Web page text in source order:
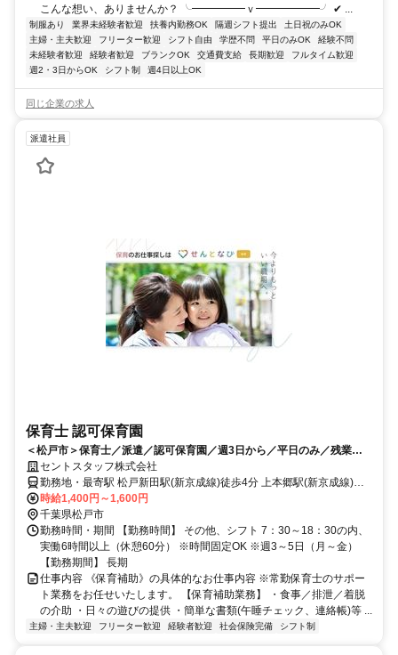
こんな想い、ありませんか？ ╰━━━━━ｖ━━━━━━╯ ✔ ...
制服あり 業界未経験者歓迎 扶養内勤務OK 隔週シフト提出
土日祝のみOK
主婦・主夫歓迎
フリーター歓迎 シフト自由 学歴不問 平日のみOK
経験不問
未経験者歓迎
経験者歓迎 ブランクOK 交通費支給 長期歓迎
フルタイム歓迎
週2・3日からOK
シフト制 週4日以上OK
同じ企業の求人
派遣社員
保育士 認可保育園
＜松戸市＞保育士／派遣／認可保育園／週3日から／平日のみ／残業ほ
ぼなし／経験不問
セントスタッフ株式会社
勤務地・最寄駅 松戸新田駅(新京成線)徒歩4分 上本郷駅(新京成線)徒
歩4分
時給1,400円～1,600円
千葉県松戸市
勤務時間・期間 【勤務時間】 その他、シフト 7：30～18：30の内、
実働6時間以上（休憩60分） ※時間固定OK ※週3～5日（月～金）
【勤務期間】 長期
仕事内容 《保育補助》の具体的なお仕事内容 ※常勤保育士のサポー
ト業務をお任せいたします。 【保育補助業務】 ・食事／排泄／着脱
の介助 ・日々の遊びの提供 ・簡単な書類(午睡チェック、連絡帳)等 ...
主婦・主夫歓迎 フリーター歓迎 経験者歓迎 社会保険完備 シフト制